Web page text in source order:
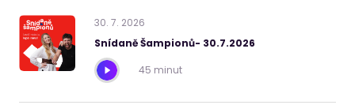
30. 7. 2026
Snídaně Šampionů- 30.7.2026
45 minut